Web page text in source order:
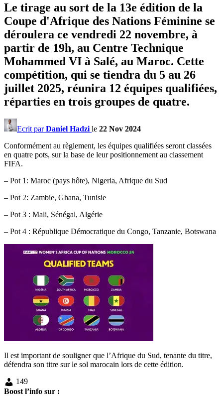
Le tirage au sort de la 13e édition de la
Coupe d'Afrique des Nations Féminine se
déroulera ce vendredi 22 novembre, à
partir de 19h, au Centre Technique
Mohammed VI à Salé, au Maroc. Cette
compétition, qui se tiendra du 5 au 26
juillet 2025, réunira 12 équipes qualifiées,
réparties en trois groupes de quatre.
Ecrit parDaniel Hadzi le 22 Nov 2024
Conformément au règlement, les équipes qualifiées seront classées
en quatre pots, sur la base de leur positionnement au classement
FIFA.
– Pot 1: Maroc (pays hôte), Nigeria, Afrique du Sud
– Pot 2: Zambie, Ghana, Tunisie
– Pot 3 : Mali, Sénégal, Algérie
– Pot 4 : République Démocratique du Congo, Tanzanie, Botswana
Il est important de souligner que l’Afrique du Sud, tenante du titre,
défendra son titre sur le sol marocain lors de cette édition.
149
Boost l’info sur :